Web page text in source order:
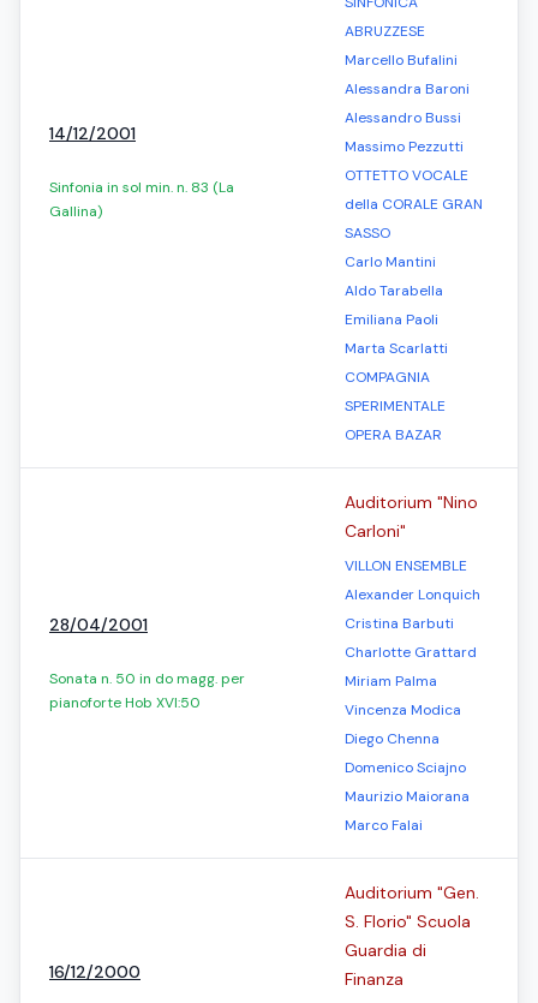
14/12/2001
Sinfonia in sol min. n. 83 (La
Gallina)
ABRUZZESE
Marcello Bufalini
Alessandra Baroni
Alessandro Bussi
Massimo Pezzutti
OTTETTO VOCALE
della CORALE GRAN
SASSO
Carlo Mantini
Aldo Tarabella
Emiliana Paoli
Marta Scarlatti
COMPAGNIA
SPERIMENTALE
OPERA BAZAR
28/04/2001
Sonata n. 50 in do magg. per
pianoforte Hob XVI:50
Auditorium "Nino
Carloni"
VILLON ENSEMBLE
Alexander Lonquich
Cristina Barbuti
Charlotte Grattard
Miriam Palma
Vincenza Modica
Diego Chenna
Domenico Sciajno
Maurizio Maiorana
Marco Falai
16/12/2000
Auditorium "Gen.
S. Florio" Scuola
Guardia di
Finanza